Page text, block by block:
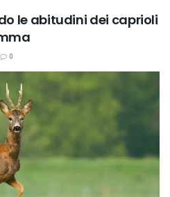
le abitudini dei caprioli
0